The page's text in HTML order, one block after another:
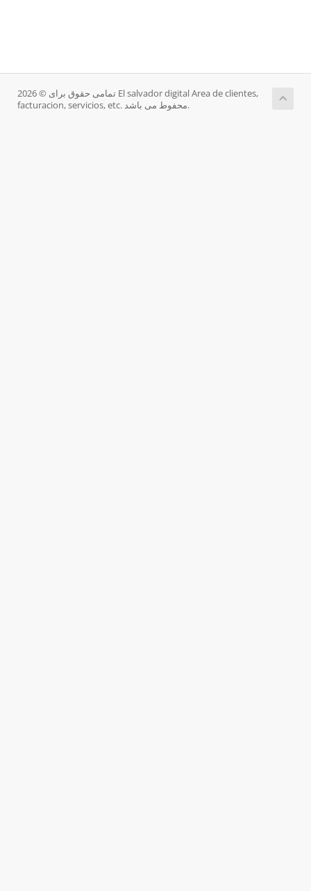
تمامی حقوق برای © 2026 El salvador digital Area de clientes,
facturacion, servicios, etc. محفوط می باشد.